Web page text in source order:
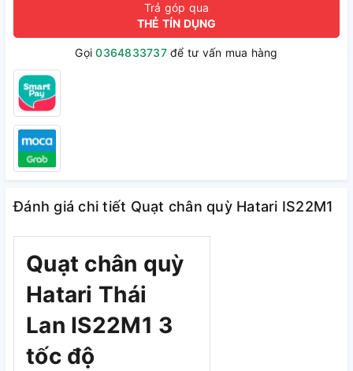
Trả góp qua
THẺ TÍN DỤNG
Gọi0364833737để tư vấn mua hàng
Đánh giá chi tiết Quạt chân quỳ Hatari IS22M1
Quạt chân quỳ
Hatari Thái
Lan IS22M1 3
tốc độ